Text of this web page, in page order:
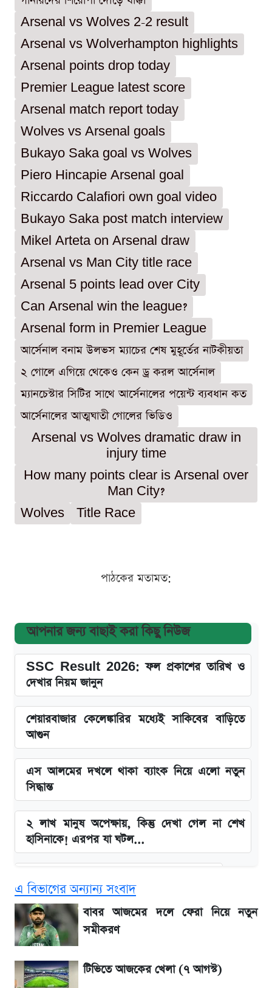
Arsenal vs Wolves 2-2 result
Arsenal vs Wolverhampton highlights
Arsenal points drop today
Premier League latest score
Arsenal match report today
Wolves vs Arsenal goals
Bukayo Saka goal vs Wolves
Piero Hincapie Arsenal goal
Riccardo Calafiori own goal video
Bukayo Saka post match interview
Mikel Arteta on Arsenal draw
Arsenal vs Man City title race
Arsenal 5 points lead over City
Can Arsenal win the league?
Arsenal form in Premier League
আর্সেনাল বনাম উলভস ম্যাচের শেষ মুহূর্তের নাটকীয়তা
২ গোলে এগিয়ে থেকেও কেন ড্র করল আর্সেনাল
ম্যানচেস্টার সিটির সাথে আর্সেনালের পয়েন্ট ব্যবধান কত
আর্সেনালের আত্মঘাতী গোলের ভিডিও
Arsenal vs Wolves dramatic draw in
injury time
How many points clear is Arsenal over
Man City?
Wolves
Title Race
পাঠকের মতামত:
আপনার জন্য বাছাই করা কিছু নিউজ
SSC Result 2026: ফল প্রকাশের তারিখ ও
দেখার নিয়ম জানুন
শেয়ারবাজার কেলেঙ্কারির মধ্যেই সাকিবের বাড়িতে
আগুন
এস আলমের দখলে থাকা ব্যাংক নিয়ে এলো নতুন
সিদ্ধান্ত
২ লাখ মানুষ অপেক্ষায়, কিন্তু দেখা গেল না শেখ
হাসিনাকে! এরপর যা ঘটল...
সাকিবের বাড়িতে হামলা নিয়ে মুখ খুললেন দিলীপ
ঘোষ
লিটনকে নিয়ে টিম ম্যানেজমেন্টের নতুন পরিকল্পনা
এ বিভাগের অন্যান্য সংবাদ
বাবর আজমের দলে ফেরা নিয়ে নতুন
সমীকরণ
টিভিতে আজকের খেলা (৭ আগস্ট)